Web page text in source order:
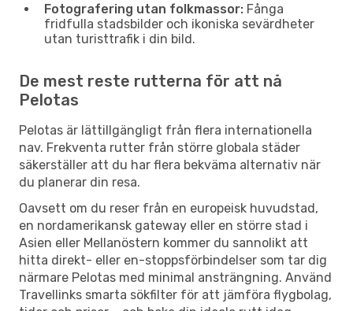
Fotografering utan folkmassor: Fånga
fridfulla stadsbilder och ikoniska sevärdheter
utan turisttrafik i din bild.
De mest reste rutterna för att nå
Pelotas
Pelotas är lättillgängligt från flera internationella
nav. Frekventa rutter från större globala städer
säkerställer att du har flera bekväma alternativ när
du planerar din resa.
Oavsett om du reser från en europeisk huvudstad,
en nordamerikansk gateway eller en större stad i
Asien eller Mellanöstern kommer du sannolikt att
hitta direkt- eller en-stoppsförbindelser som tar dig
närmare Pelotas med minimal ansträngning. Använd
Travellinks smarta sökfilter för att jämföra flygbolag,